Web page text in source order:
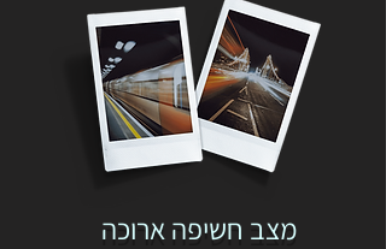
מצב חשיפה ארוכה